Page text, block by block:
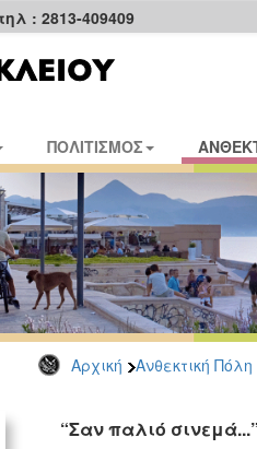
: 2813-409409
ΠΟΛΙΤΙΣΜΟΣ
Αρχική Ανθεκτική Πόλη
“Σαν παλιό